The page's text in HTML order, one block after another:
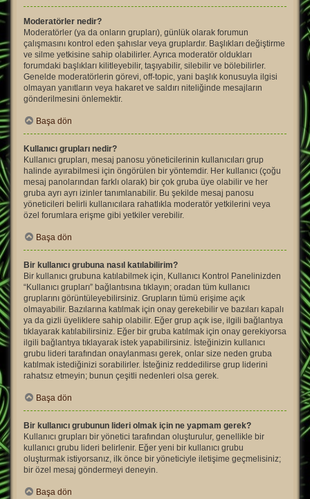
Moderatörler nedir?
Moderatörler (ya da onların grupları), günlük olarak forumun
çalışmasını kontrol eden şahıslar veya gruplardır. Başlıkları değiştirme
ve silme yetkisine sahip olabilirler. Ayrıca moderatör oldukları
forumdaki başlıkları kilitleyebilir, taşıyabilir, silebilir ve bölebilirler.
Genelde moderatörlerin görevi, off-topic, yani başlık konusuyla ilgisi
olmayan yanıtların veya hakaret ve saldırı niteliğinde mesajların
gönderilmesini önlemektir.
Başa dön
Kullanıcı grupları nedir?
Kullanıcı grupları, mesaj panosu yöneticilerinin kullanıcıları grup
halinde ayırabilmesi için öngörülen bir yöntemdir. Her kullanıcı (çoğu
mesaj panolarından farklı olarak) bir çok gruba üye olabilir ve her
gruba ayrı ayrı izinler tanımlanabilir. Bu şekilde mesaj panosu
yöneticileri belirli kullanıcılara rahatlıkla moderatör yetkilerini veya
özel forumlara erişme gibi yetkiler verebilir.
Başa dön
Bir kullanıcı grubuna nasıl katılabilirim?
Bir kullanıcı grubuna katılabilmek için, Kullanıcı Kontrol Panelinizden
“Kullanıcı grupları” bağlantısına tıklayın; oradan tüm kullanıcı
gruplarını görüntüleyebilirsiniz. Grupların tümü erişime açık
olmayabilir. Bazılarına katılmak için onay gerekebilir ve bazıları kapalı
ya da gizli üyeliklere sahip olabilir. Eğer grup açık ise, ilgili bağlantıya
tıklayarak katılabilirsiniz. Eğer bir gruba katılmak için onay gerekiyorsa
ilgili bağlantıya tıklayarak istek yapabilirsiniz. İsteğinizin kullanıcı
grubu lideri tarafından onaylanması gerek, onlar size neden gruba
katılmak istediğinizi sorabilirler. İsteğiniz reddedilirse grup liderini
rahatsız etmeyin; bunun çeşitli nedenleri olsa gerek.
Başa dön
Bir kullanıcı grubunun lideri olmak için ne yapmam gerek?
Kullanıcı grupları bir yönetici tarafından oluşturulur, genellikle bir
kullanıcı grubu lideri belirlenir. Eğer yeni bir kullanıcı grubu
oluşturmak istiyorsanız, ilk önce bir yöneticiyle iletişime geçmelisiniz;
bir özel mesaj göndermeyi deneyin.
Başa dön